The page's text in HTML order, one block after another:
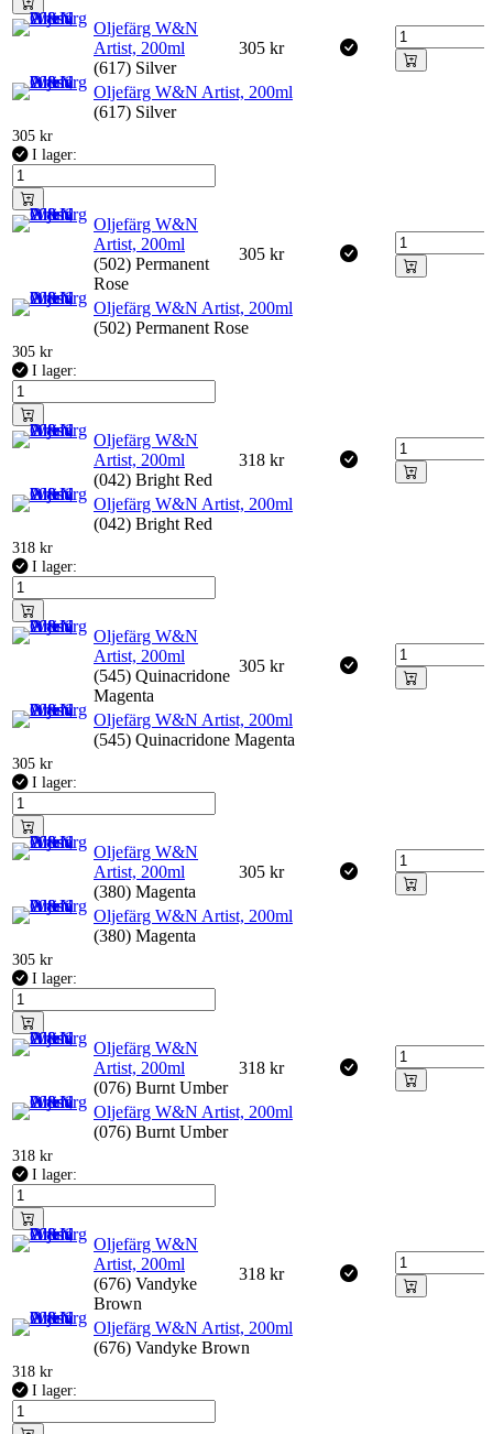
Oljefärg W&N
Artist, 200ml
(617) Silver
305 kr
Oljefärg W&N Artist, 200ml
(617) Silver
305 kr
I lager:
Oljefärg W&N
Artist, 200ml
(502) Permanent
Rose
305 kr
Oljefärg W&N Artist, 200ml
(502) Permanent Rose
305 kr
I lager:
Oljefärg W&N
Artist, 200ml
(042) Bright Red
318 kr
Oljefärg W&N Artist, 200ml
(042) Bright Red
318 kr
I lager:
Oljefärg W&N
Artist, 200ml
(545) Quinacridone
Magenta
305 kr
Oljefärg W&N Artist, 200ml
(545) Quinacridone Magenta
305 kr
I lager:
Oljefärg W&N
Artist, 200ml
(380) Magenta
305 kr
Oljefärg W&N Artist, 200ml
(380) Magenta
305 kr
I lager:
Oljefärg W&N
Artist, 200ml
(076) Burnt Umber
318 kr
Oljefärg W&N Artist, 200ml
(076) Burnt Umber
318 kr
I lager:
Oljefärg W&N
Artist, 200ml
(676) Vandyke
Brown
318 kr
Oljefärg W&N Artist, 200ml
(676) Vandyke Brown
318 kr
I lager: